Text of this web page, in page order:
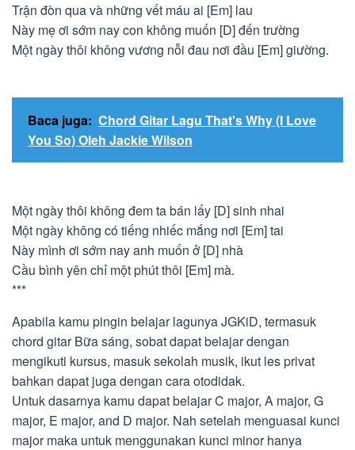
Trận đòn qua và những vết máu ai [Em] lau
Này mẹ ơi sớm nay con không muốn [D] đến trường
Một ngày thôi không vương nỗi đau nơi đầu [Em] giường.
Baca juga: Chord Gitar Lagu That's Why (I Love
You So) Oleh Jackie Wilson
Một ngày thôi không đem ta bán lấy [D] sinh nhai
Một ngày không có tiếng nhiếc mắng nơi [Em] tai
Này mình ơi sớm nay anh muốn ở [D] nhà
Cầu bình yên chỉ một phút thôi [Em] mà.
***
Apabila kamu pingin belajar lagunya JGKiD, termasuk
chord gitar Bữa sáng, sobat dapat belajar dengan
mengikuti kursus, masuk sekolah musik, ikut les privat
bahkan dapat juga dengan cara otodidak.
Untuk dasarnya kamu dapat belajar C major, A major, G
major, E major, and D major. Nah setelah menguasai kunci
major maka untuk menggunakan kunci minor hanya